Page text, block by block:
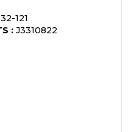
121
: J3310822